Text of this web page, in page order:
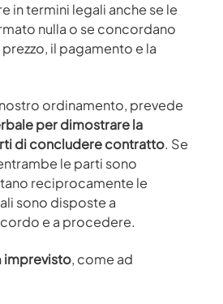
in termini legali anche se le
nulla o se concordano
il pagamento e la
ordinamento, prevede
per dimostrare la
di concludere contratto. Se
le parti sono
reciprocamente le
sono disposte a
e a procedere.
imprevisto, come ad